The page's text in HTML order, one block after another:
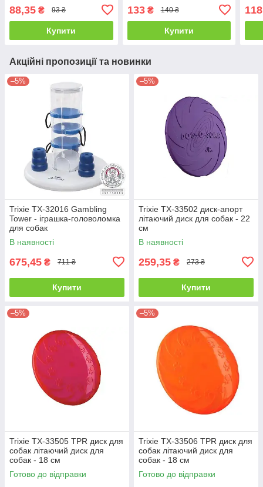
88,35 ₴ 93 ₴
Купити
133₴ 140 ₴
Купити
Акційні пропозиції та новинки
–5%
Trixie ТХ-32016 Gambling
Tower - іграшка-головоломка
для собак
В наявності
675,45 ₴ 711 ₴
Купити
–5%
Trixie TX-33502 диск-апорт
літаючий диск для собак - 22
см
В наявності
259,35 ₴ 273 ₴
Купити
–5%
Trixie TX-33505 TPR диск для
собак літаючий диск для
собак - 18 см
Готово до відправки
–5%
Trixie TX-33506 TPR диск для
собак літаючий диск для
собак - 18 см
Готово до відправки